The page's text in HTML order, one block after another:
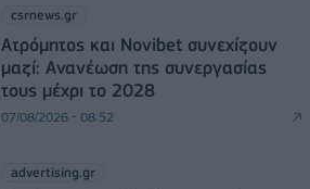
csrnews.gr
Ατρόμητος και Novibet συνεχίζουν
μαζί: Ανανέωση της συνεργασίας
τους μέχρι το 2028
07/08/2026 - 08:52
advertising.gr